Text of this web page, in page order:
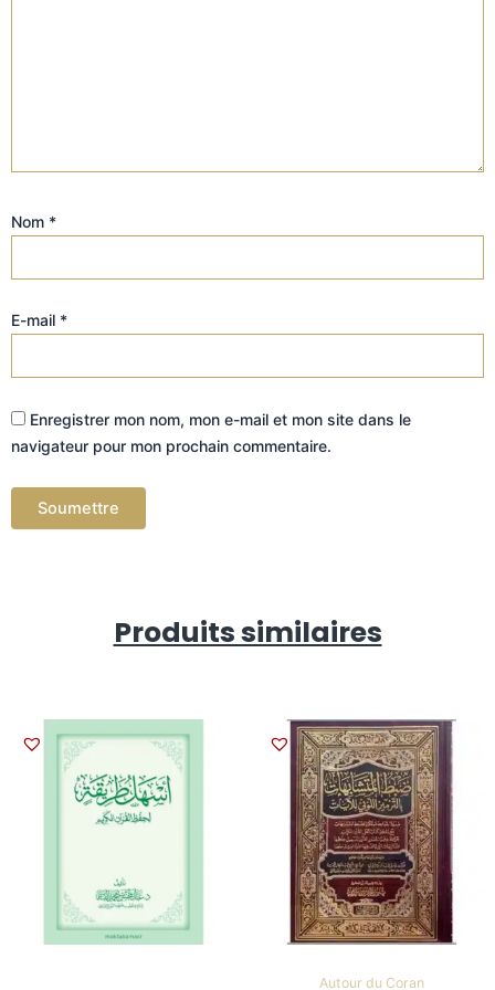
Nom *
E-mail *
Enregistrer mon nom, mon e-mail et mon site dans le
navigateur pour mon prochain commentaire.
Produits similaires
Autour du Coran